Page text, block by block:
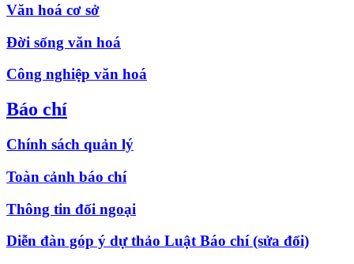
Văn hoá cơ sở
Đời sống văn hoá
Công nghiệp văn hoá
Báo chí
Chính sách quản lý
Toàn cảnh báo chí
Thông tin đối ngoại
Diễn đàn góp ý dự thảo Luật Báo chí (sửa đổi)